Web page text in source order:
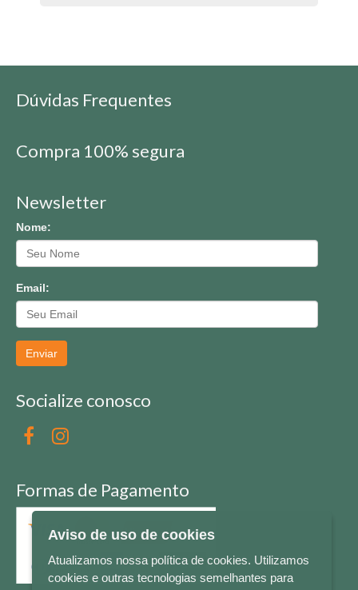
Dúvidas Frequentes
Compra 100% segura
Newsletter
Nome:
Email:
Enviar
Socialize conosco
Formas de Pagamento
Aviso de uso de cookies
Atualizamos nossa política de cookies. Utilizamos
cookies e outras tecnologias semelhantes para